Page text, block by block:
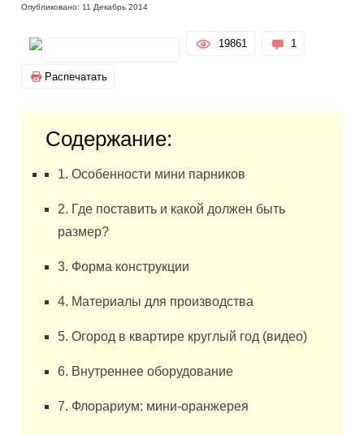
Опубликовано: 11 Декабрь 2014
19861 1
Распечатать
Содержание:
1. Особенности мини парников
2. Где поставить и какой должен быть
размер?
3. Форма конструкции
4. Материалы для производства
5. Огород в квартире круглый год (видео)
6. Внутреннее оборудование
7. Флорариум: мини-оранжерея